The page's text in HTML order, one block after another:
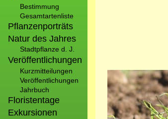
Bestimmung
Gesamtartenliste
Pflanzenporträts
Natur des Jahres
Stadtpflanze d. J.
Veröffentlichungen
Kurzmitteilungen
Veröffentlichungen
Jahrbuch
Floristentage
Exkursionen
Bild